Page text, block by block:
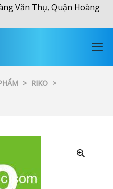
Văn Thụ, Quận Hoàng
> RIKO >